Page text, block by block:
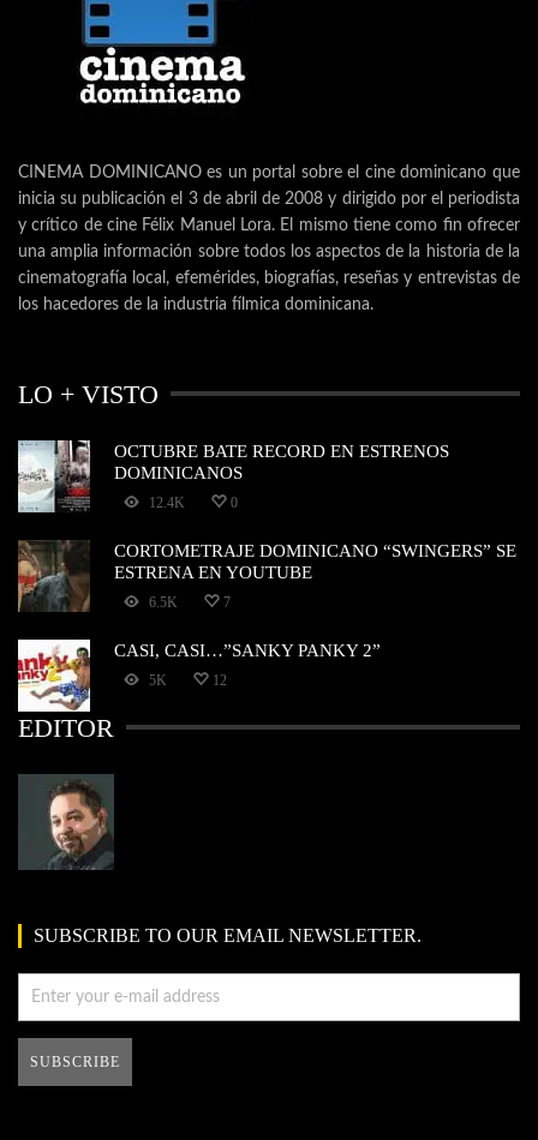
CINEMA DOMINICANO es un portal sobre el cine dominicano que
inicia su publicación el 3 de abril de 2008 y dirigido por el periodista
y crítico de cine Félix Manuel Lora. El mismo tiene como fin ofrecer
una amplia información sobre todos los aspectos de la historia de la
cinematografía local, efemérides, biografías, reseñas y entrevistas de
los hacedores de la industria fílmica dominicana.
LO + VISTO
OCTUBRE BATE RECORD EN ESTRENOS
DOMINICANOS
12.4K 0
CORTOMETRAJE DOMINICANO “SWINGERS” SE
ESTRENA EN YOUTUBE
6.5K 7
CASI, CASI…”SANKY PANKY 2”
5K 12
EDITOR
SUBSCRIBE TO OUR EMAIL NEWSLETTER.